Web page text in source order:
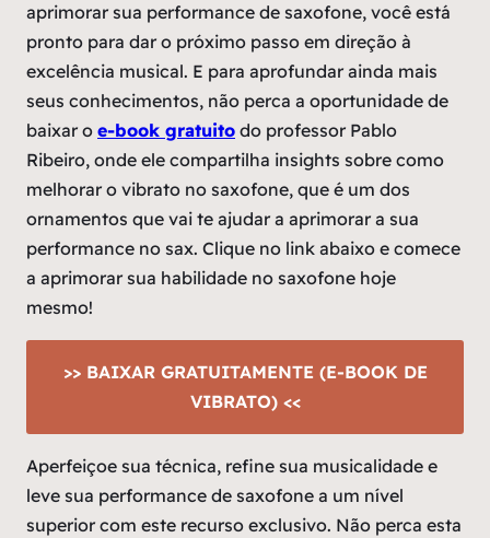
aprimorar sua performance de saxofone, você está
pronto para dar o próximo passo em direção à
excelência musical. E para aprofundar ainda mais
seus conhecimentos, não perca a oportunidade de
baixar o e-book gratuito do professor Pablo
Ribeiro, onde ele compartilha insights sobre como
melhorar o vibrato no saxofone, que é um dos
ornamentos que vai te ajudar a aprimorar a sua
performance no sax. Clique no link abaixo e comece
a aprimorar sua habilidade no saxofone hoje
mesmo!
>> BAIXAR GRATUITAMENTE (E-BOOK DE
VIBRATO) <<
Aperfeiçoe sua técnica, refine sua musicalidade e
leve sua performance de saxofone a um nível
superior com este recurso exclusivo. Não perca esta